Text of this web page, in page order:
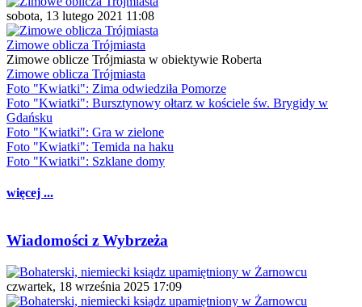
sobota, 13 lutego 2021 11:08
Zimowe oblicza Trójmiasta
Zimowe oblicze Trójmiasta w obiektywie Roberta
Zimowe oblicza Trójmiasta
Foto "Kwiatki": Zima odwiedziła Pomorze
Foto "Kwiatki": Bursztynowy ołtarz w kościele św. Brygidy w
Gdańsku
Foto "Kwiatki": Gra w zielone
Foto "Kwiatki": Temida na haku
Foto "Kwiatki": Szklane domy
więcej ...
Wiadomości z Wybrzeża
czwartek, 18 września 2025 17:09